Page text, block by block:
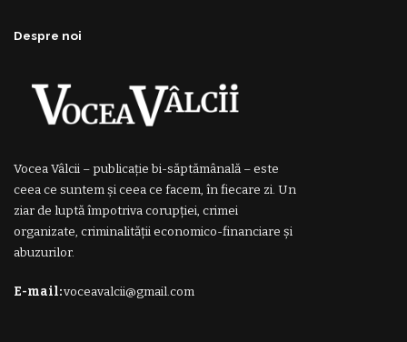
Despre noi
Vocea Vâlcii – publicație bi-săptămânală – este
ceea ce suntem și ceea ce facem, în fiecare zi. Un
ziar de luptă împotriva corupției, crimei
organizate, criminalității economico-financiare și
abuzurilor.
E-mail:voceavalcii@gmail.com